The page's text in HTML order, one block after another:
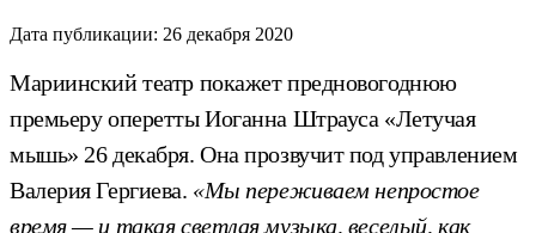
Дата публикации: 26 декабря 2020
Мариинский театр покажет предновогоднюю
премьеру оперетты Иоганна Штрауса «Летучая
мышь» 26 декабря. Она прозвучит под управлением
Валерия Гергиева. «Мы переживаем непростое
время — и такая светлая музыка, веселый, как